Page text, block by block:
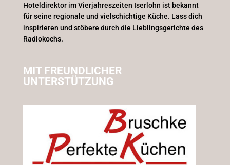
Hoteldirektor im Vierjahreszeiten Iserlohn ist bekannt
für seine regionale und vielschichtige Küche. Lass dich
inspirieren und stöbere durch die Lieblingsgerichte des
Radiokochs.
MIT FREUNDLICHER
UNTERSTÜTZUNG